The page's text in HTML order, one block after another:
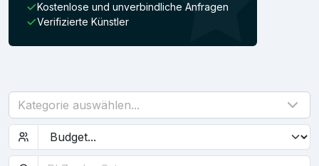
Kostenlose und unverbindliche Anfragen
Verifizierte Künstler
Kategorie auswählen...